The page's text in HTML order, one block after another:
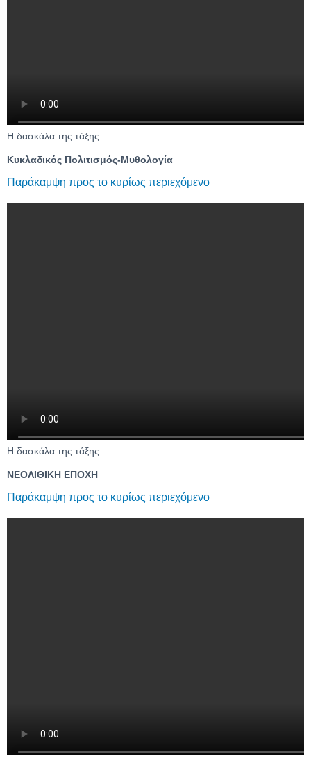
Η δασκάλα της τάξης
Κυκλαδικός Πολιτισμός-Μυθολογία
Η δασκάλα της τάξης
ΝΕΟΛΙΘΙΚΗ ΕΠΟΧΗ